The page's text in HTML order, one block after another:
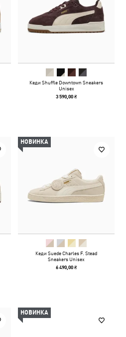
Кеди Shuffle Downtown Sneakers
Unisex
3 590,00 ₴
НОВИНКА
Кеди Suede Charles F. Stead
Sneakers Unisex
6 490,00 ₴
НОВИНКА